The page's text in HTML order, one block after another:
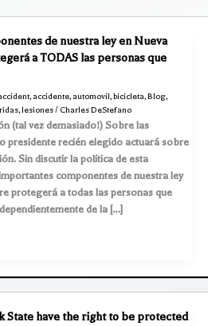
de nuestra ley en Nueva
a TODAS las personas que
, accidente, automovil,bicicleta,Blog,
,lesiones/ Charles DeStefano
(tal vez demasiado!) Sobre las
presidente recién elegido actuará sobre
Sin discutir la política de esta
componentes de nuestra ley
protegerá a todas las personas que
de la […]
State have the right to be protected